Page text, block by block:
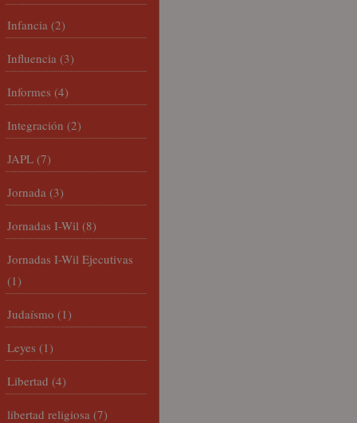
Infancia (2)
Influencia (3)
Informes (4)
Integración (2)
JAPL (7)
Jornada (3)
Jornadas I-Wil (8)
Jornadas I-Wil Ejecutivas
(1)
Judaísmo (1)
Leyes (1)
Libertad (4)
libertad religiosa (7)